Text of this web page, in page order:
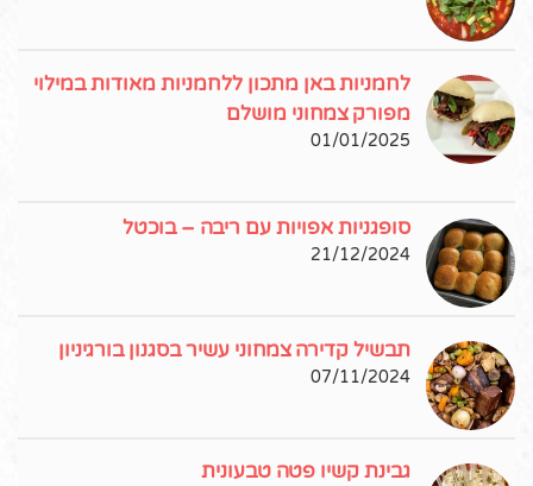
לחמניות באן מתכון ללחמניות מאודות במילוי
מפורק צמחוני מושלם
01/01/2025
סופגניות אפויות עם ריבה – בוכטל
21/12/2024
תבשיל קדירה צמחוני עשיר בסגנון בורגיניון
07/11/2024
גבינת קשיו פטה טבעונית